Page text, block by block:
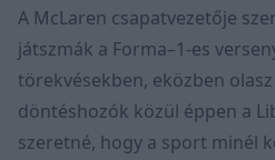
A McLaren csapatvezetője
játszmák a Forma–1-es
törekvésekben, eközben
döntéshozók közül éppen a
szeretné, hogy a sport minél